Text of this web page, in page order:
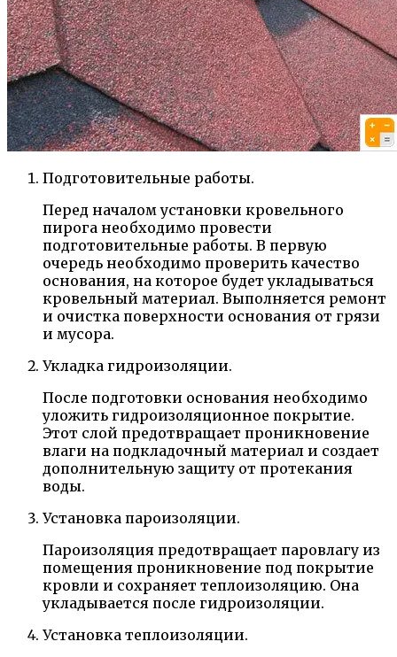
Подготовительные работы.
Перед началом установки кровельного
пирога необходимо провести
подготовительные работы. В первую
очередь необходимо проверить качество
основания, на которое будет укладываться
кровельный материал. Выполняется ремонт
и очистка поверхности основания от грязи
и мусора.
Укладка гидроизоляции.
После подготовки основания необходимо
уложить гидроизоляционное покрытие.
Этот слой предотвращает проникновение
влаги на подкладочный материал и создает
дополнительную защиту от протекания
воды.
Установка пароизоляции.
Пароизоляция предотвращает паровлагу из
помещения проникновение под покрытие
кровли и сохраняет теплоизоляцию. Она
укладывается после гидроизоляции.
Установка теплоизоляции.